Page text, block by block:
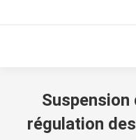
régulation